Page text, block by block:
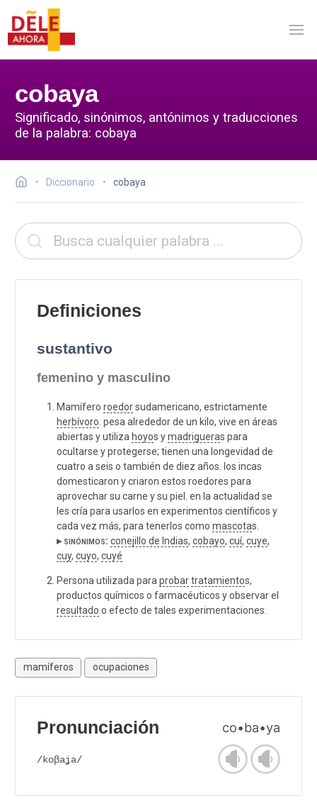
cobaya
Significado, sinónimos, antónimos y traducciones
de la palabra: cobaya
Diccionario cobaya
Definiciones
sustantivo
femenino y masculino
Mamífero roedorsudamericano, estrictamente
herbívoro . pesa alrededor de un kilo, vive en áreas
abiertas y utiliza hoyos ymadrigueras para
ocultarse y protegerse; tienen una longevidad de
cuatro a seis o también de diez años. los incas
domesticaron y criaron estos roedores para
aprovechar su carne y su piel. en la actualidad se
les cría para usarlos en experimentos científicos y
cada vez más, para tenerlos como mascotas.
▸ sinónimos: conejillo de Indias, cobayo, cuí, cuye,
cuy, cuyo, cuyé
Persona utilizada para probartratamientos,
productos químicos o farmacéuticos y observar el
resultado o efecto de tales experimentaciones.
mamíferos ocupaciones
Pronunciación co•ba•ya
/koβaʝa/